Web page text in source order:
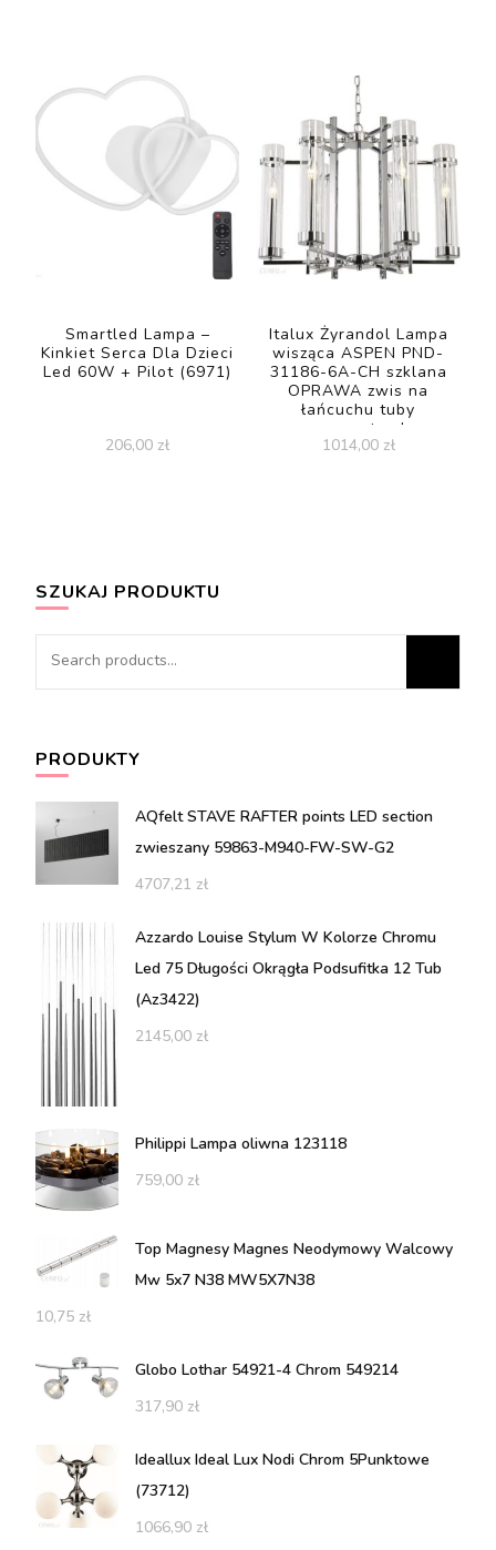
Smartled Lampa –
Kinkiet Serca Dla Dzieci
Led 60W + Pilot (6971)
206,00 zł
Italux Żyrandol Lampa
wisząca ASPEN PND-
31186-6A-CH szklana
OPRAWA zwis na
łańcuchu tuby
przezroczyste chrom
(PND311866ACH)
1014,00 zł
SZUKAJ PRODUKTU
Search
PRODUKTY
AQfelt STAVE RAFTER points LED section
zwieszany 59863-M940-FW-SW-G2
4707,21 zł
Azzardo Louise Stylum W Kolorze Chromu
Led 75 Długości Okrągła Podsufitka 12 Tub
(Az3422)
2145,00 zł
Philippi Lampa oliwna 123118
759,00 zł
Top Magnesy Magnes Neodymowy Walcowy
Mw 5x7 N38 MW5X7N38
10,75 zł
Globo Lothar 54921-4 Chrom 549214
317,90 zł
Ideallux Ideal Lux Nodi Chrom 5Punktowe
(73712)
1066,90 zł